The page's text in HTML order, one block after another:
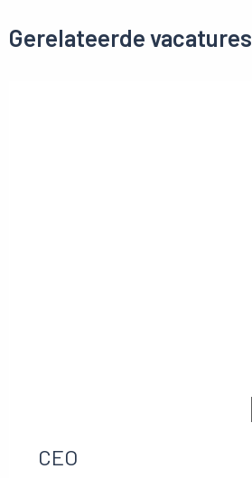
Gerelateerde vacatures
CEO